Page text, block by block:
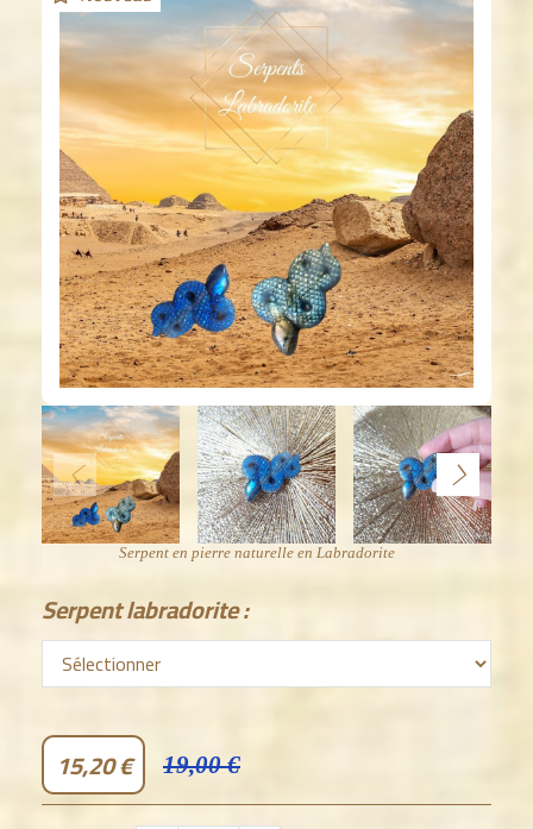
Serpent en pierre naturelle en Labradorite
Serpent labradorite :
15,20€ 19,00 €